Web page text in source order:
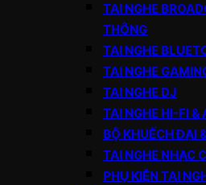
TAI NGHE
THÔNG
TAI NGHE
TAI NGHE
TAI NGHE DJ
TAI NGHE HI-FI &
BỘ KHUẾCH ĐẠI
TAI NGHE NHẠC
PHỤ KIỆN TAI